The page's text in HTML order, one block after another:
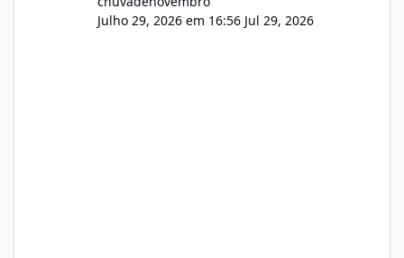
Julho 29, 2026 em 16:56 Jul 29, 2026